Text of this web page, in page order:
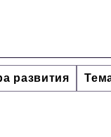
развития